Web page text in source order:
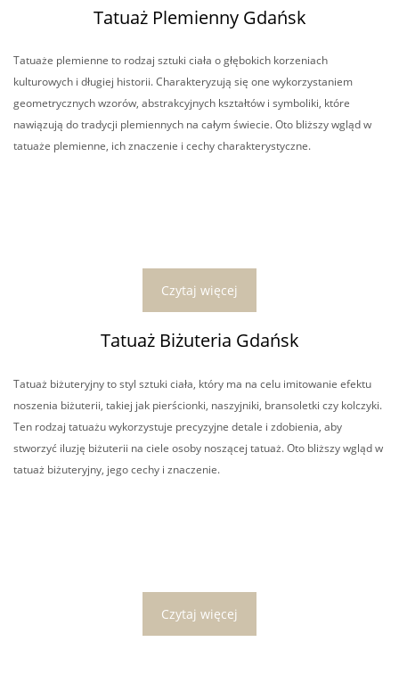
Tatuaż Plemienny Gdańsk
Tatuaże plemienne to rodzaj sztuki ciała o głębokich korzeniach
kulturowych i długiej historii. Charakteryzują się one wykorzystaniem
geometrycznych wzorów, abstrakcyjnych kształtów i symboliki, które
nawiązują do tradycji plemiennych na całym świecie. Oto bliższy wgląd w
tatuaże plemienne, ich znaczenie i cechy charakterystyczne.
Czytaj więcej
Tatuaż Biżuteria Gdańsk
Tatuaż biżuteryjny to styl sztuki ciała, który ma na celu imitowanie efektu
noszenia biżuterii, takiej jak pierścionki, naszyjniki, bransoletki czy kolczyki.
Ten rodzaj tatuażu wykorzystuje precyzyjne detale i zdobienia, aby
stworzyć iluzję biżuterii na ciele osoby noszącej tatuaż. Oto bliższy wgląd w
tatuaż biżuteryjny, jego cechy i znaczenie.
Czytaj więcej